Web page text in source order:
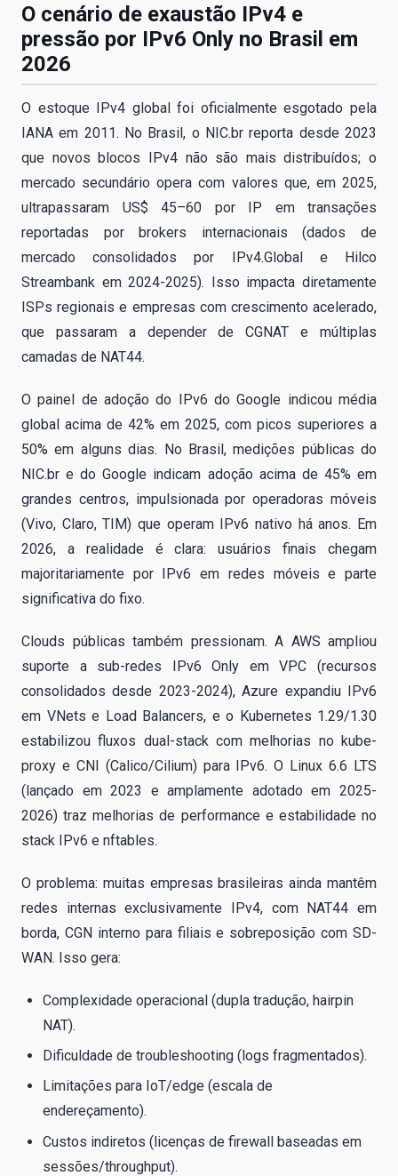
O cenário de exaustão IPv4 e
pressão por IPv6 Only no Brasil em
2026
O estoque IPv4 global foi oficialmente esgotado pela
IANA em 2011. No Brasil, o NIC.br reporta desde 2023
que novos blocos IPv4 não são mais distribuídos; o
mercado secundário opera com valores que, em 2025,
ultrapassaram US$ 45–60 por IP em transações
reportadas por brokers internacionais (dados de
mercado consolidados por IPv4.Global e Hilco
Streambank em 2024-2025). Isso impacta diretamente
ISPs regionais e empresas com crescimento acelerado,
que passaram a depender de CGNAT e múltiplas
camadas de NAT44.
O painel de adoção do IPv6 do Google indicou média
global acima de 42% em 2025, com picos superiores a
50% em alguns dias. No Brasil, medições públicas do
NIC.br e do Google indicam adoção acima de 45% em
grandes centros, impulsionada por operadoras móveis
(Vivo, Claro, TIM) que operam IPv6 nativo há anos. Em
2026, a realidade é clara: usuários finais chegam
majoritariamente por IPv6 em redes móveis e parte
significativa do fixo.
Clouds públicas também pressionam. A AWS ampliou
suporte a sub-redes IPv6 Only em VPC (recursos
consolidados desde 2023-2024), Azure expandiu IPv6
em VNets e Load Balancers, e o Kubernetes 1.29/1.30
estabilizou fluxos dual-stack com melhorias no kube-
proxy e CNI (Calico/Cilium) para IPv6. O Linux 6.6 LTS
(lançado em 2023 e amplamente adotado em 2025-
2026) traz melhorias de performance e estabilidade no
stack IPv6 e nftables.
O problema: muitas empresas brasileiras ainda mantêm
redes internas exclusivamente IPv4, com NAT44 em
borda, CGN interno para filiais e sobreposição com SD-
WAN. Isso gera:
Complexidade operacional (dupla tradução, hairpin
NAT).
Dificuldade de troubleshooting (logs fragmentados).
Limitações para IoT/edge (escala de
endereçamento).
Custos indiretos (licenças de firewall baseadas em
sessões/throughput).